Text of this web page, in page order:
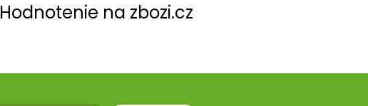
Hodnotenie na zbozi.cz